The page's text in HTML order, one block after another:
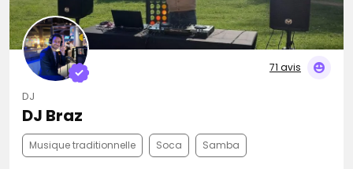
71 avis
DJ
DJ Braz
Musique traditionnelle Soca Samba